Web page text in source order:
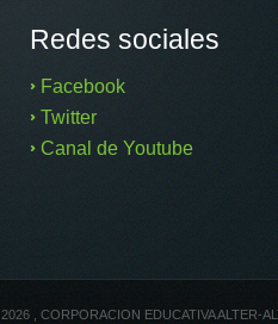
Redes sociales
Facebook
Twitter
Canal de Youtube
, CORPORACION EDUCATIVA ALTER-